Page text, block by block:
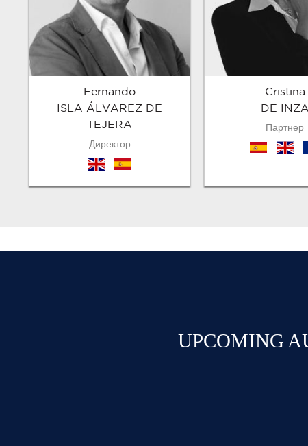
Fernando
ISLA ÁLVAREZ DE
TEJERA
Директор
en es
Cristina
DE INZA
Партнер
es en
UPCOMING